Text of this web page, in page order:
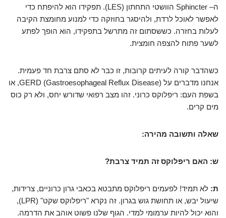
ה– Sphincter הוושטי התחתון (LES). תפקידו הוא להיפתח כדי
לאפשר לאוכל לרדת, ולהיסגר בחוזקה כדי למנוע מחומצת הקיבה
לעלות בחזרה. כששסתום זה מתרשל בתפקידו, הוא הופך לפתע
לשער פתוח להצפה חומצית.
כשהדבר קורה לעיתים קרובות, זו כבר לא סתם צרבת חד פעמית.
אנחנו מדברים על GERD (Gastroesophageal Reflux Disease), או
בשפת העם: ריפלוקס כרוני. זהו מצב רפואי שדורש יחס, ולא רק כוס
מים קרים.
שאלה ותשובה מהירה:
ש: האם ריפלוקס זה תמיד צרבת?
ת: לא תמיד! לפעמים ריפלוקס מתבטא בכאבי גרון כרוניים, צרידות,
שיעול יבש, או תחושת גוש בגרון. זה נקרא "ריפלוקס שקט" (LPR),
והוא יכול להיות ערמומי למדי. הגוף שלנו פשוט אוהב את הדרמה.